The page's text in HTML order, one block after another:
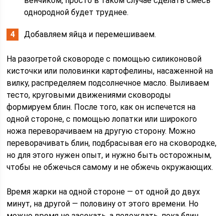
однородной будет труднее.
Добавляем яйца и перемешиваем.
На разогретой сковороде с помощью силиконовой
кисточки или половинки картофелины, насаженной на
вилку, распределяем подсолнечное масло. Выливаем
тесто, круговыми движениями сковороды
формируем блин. После того, как он испечется на
одной стороне, с помощью лопатки или широкого
ножа переворачиваем на другую сторону. Можно
переворачивать блин, подбрасывая его на сковородке,
но для этого нужен опыт, и нужно быть осторожным,
чтобы не обжечься самому и не обжечь окружающих.
Время жарки на одной стороне — от одной до двух
минут, на другой — половину от этого времени. Но